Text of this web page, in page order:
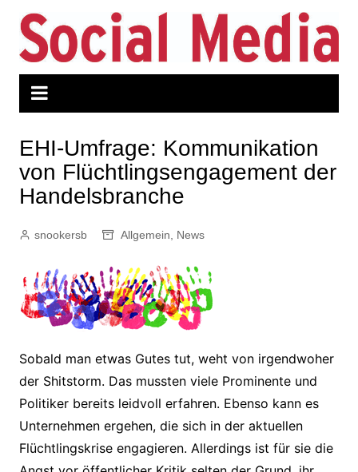
Inhalt
springen
EHI-Umfrage: Kommunikation
von Flüchtlingsengagement der
Handelsbranche
snookersb Allgemein, News
Sobald man etwas Gutes tut, weht von irgendwoher
der Shitstorm. Das mussten viele Prominente und
Politiker bereits leidvoll erfahren. Ebenso kann es
Unternehmen ergehen, die sich in der aktuellen
Flüchtlingskrise engagieren. Allerdings ist für sie die